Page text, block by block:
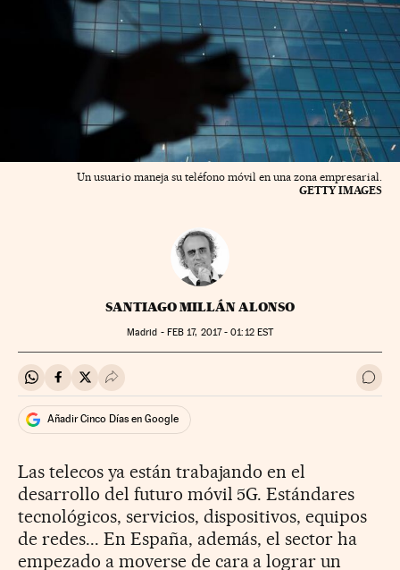
Un usuario maneja su teléfono móvil en una zona empresarial.
GETTY IMAGES
SANTIAGO MILLÁN ALONSO
Madrid - FEB 17, 2017 - 01:12EST
Compartir en Whatsapp
Compartir en Facebook
Compartir en Twitter
Desplegar Redes Sociales Ir a
Añadir Cinco Días en Google
Las telecos ya están trabajando en el
desarrollo del futuro móvil 5G. Estándares
tecnológicos, servicios, dispositivos, equipos
de redes... En España, además, el sector ha
empezado a moverse de cara a lograr un